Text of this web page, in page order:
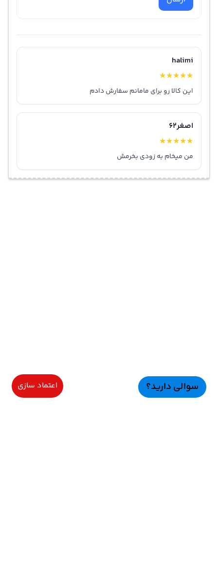
halimi
★
★
★
★
★
این کالا رو برای مامانم سفارش دادم
اصغر62
★
★
★
★
★
من میخام به زودی بخرمش
سوالی دارید؟ اعتماد سازی